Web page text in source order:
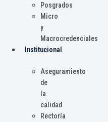
Posgrados
Micro
y
Macrocredenciales
Institucional
Aseguramiento
de
la
calidad
Rectoría